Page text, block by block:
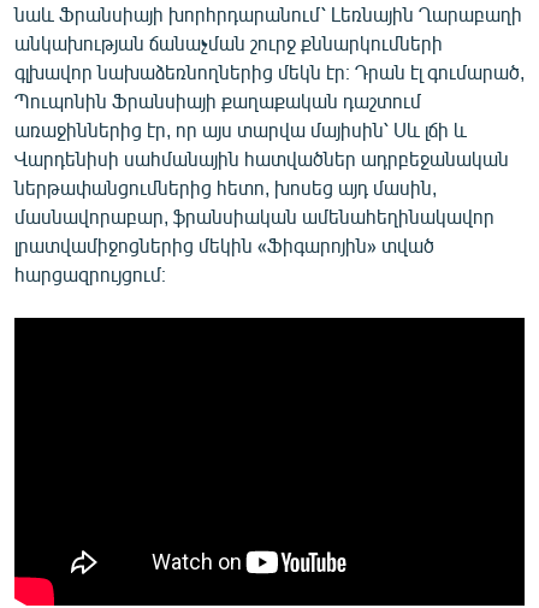
նաև Ֆրանսիայի խորհրդարանում՝ Լեռնային Ղարաբաղի
անկախության ճանաչման շուրջ քննարկումների
գլխավոր նախաձեռնողներից մեկն էր։ Դրան էլ գումարած,
Պուպոնին Ֆրանսիայի քաղաքական դաշտում
առաջիններից էր, որ այս տարվա մայիսին՝ Սև լճի և
Վարդենիսի սահմանային հատվածներ ադրբեջանական
ներթափանցումներից հետո, խոսեց այդ մասին,
մասնավորաբար, ֆրանսիական ամենահեղինակավոր
լրատվամիջոցներից մեկին «Ֆիգարոյին» տված
հարցազրույցում։